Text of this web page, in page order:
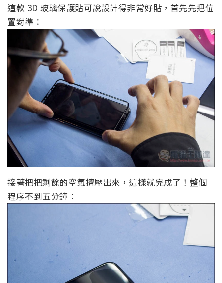
這款 3D 玻璃保護貼可說設計得非常好貼，首先先把位
置對準：
接著把把剩餘的空氣擠壓出來，這樣就完成了！整個
程序不到五分鐘：